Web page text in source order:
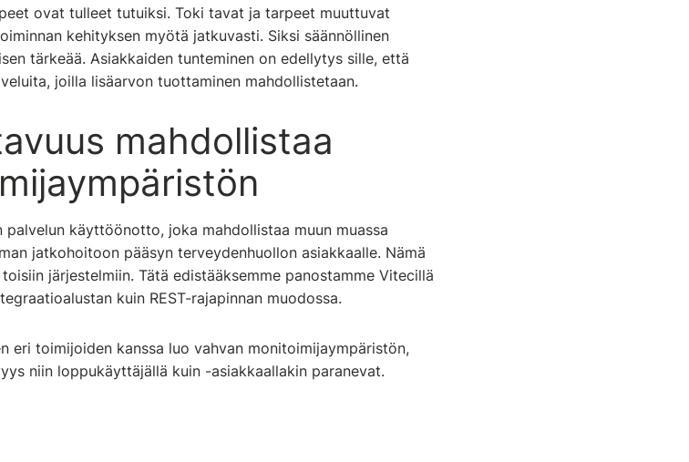
ovat tulleet tutuiksi. Toki tavat ja tarpeet muuttuvat
kehityksen myötä jatkuvasti. Siksi säännöllinen
tärkeää. Asiakkaiden tunteminen on edellytys sille, että
joilla lisäarvon tuottaminen mahdollistetaan.
mahdollistaa
käyttöönotto, joka mahdollistaa muun muassa
jatkohoitoon pääsyn terveydenhuollon asiakkaalle. Nämä
järjestelmiin. Tätä edistääksemme panostamme Vitecillä
kuin REST-rajapinnan muodossa.
eri toimijoiden kanssa luo vahvan monitoimijaympäristön,
niin loppukäyttäjällä kuin -asiakkaallakin paranevat.